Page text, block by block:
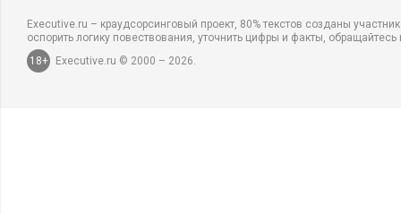
Executive.ru – краудсорсинговый проект, 80% текстов созданы
оспорить логику повествования, уточнить цифры и факты,
18+
Executive.ru © 2000 – 2026.